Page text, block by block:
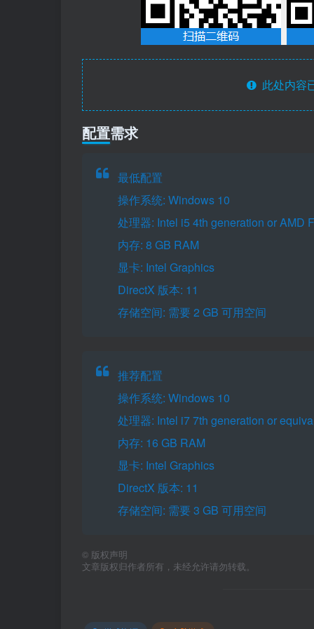
此处内容
配置需求
最低配置
操作系统: Windows 10
处理器: Intel i5 4th generation or AMD
内存: 8 GB RAM
显卡: Intel Graphics
DirectX 版本: 11
存储空间: 需要 2 GB 可用空间
推荐配置
操作系统: Windows 10
处理器: Intel i7 7th generation or
内存: 16 GB RAM
显卡: Intel Graphics
DirectX 版本: 11
存储空间: 需要 3 GB 可用空间
© 版权声明
文章版权归作者所有，未经允许请勿转载。